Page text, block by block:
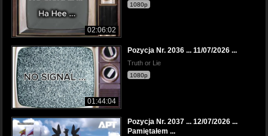
02:06:02
1080p
01:44:04
Pozycja Nr. 2036 ... 11/07/2026 ...
Truth or Lie
1080p
Pozycja Nr. 2037 ... 12/07/2026 ...
Pamiętałem ...